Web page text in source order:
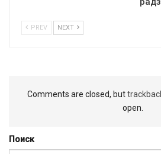
PREV NEXT
Comments are closed, but
open.
Поиск